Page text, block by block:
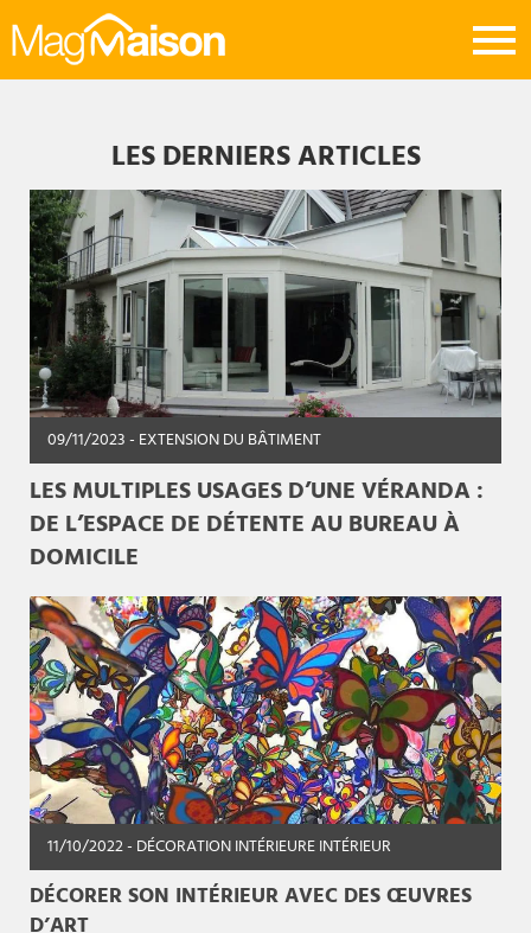
Mag
Maison
LES DERNIERS ARTICLES
09/11/2023- EXTENSION DU BÂTIMENT
LES MULTIPLES USAGES D’UNE VÉRANDA :
DE L’ESPACE DE DÉTENTE AU BUREAU À
DOMICILE
11/10/2022- DÉCORATION INTÉRIEURE INTÉRIEUR
DÉCORER SON INTÉRIEUR AVEC DES ŒUVRES